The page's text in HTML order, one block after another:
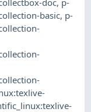
basic, p-